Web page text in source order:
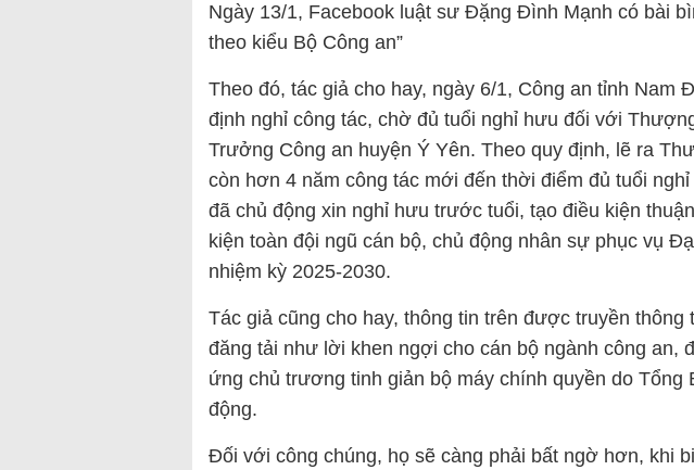
Ngày 13/1, Facebook luật sư Đặng Đình Mạnh có bài
theo kiểu Bộ Công an”
Theo đó, tác giả cho hay, ngày 6/1, Công an tỉnh Nam
định nghỉ công tác, chờ đủ tuổi nghỉ hưu đối với
Trưởng Công an huyện Ý Yên. Theo quy định, lẽ ra
còn hơn 4 năm công tác mới đến thời điểm đủ tuổi
đã chủ động xin nghỉ hưu trước tuổi, tạo điều kiện
kiện toàn đội ngũ cán bộ, chủ động nhân sự phục vụ
nhiệm kỳ 2025-2030.
Tác giả cũng cho hay, thông tin trên được truyền
đăng tải như lời khen ngợi cho cán bộ ngành công an,
ứng chủ trương tinh giản bộ máy chính quyền do Tổng
động.
Đối với công chúng, họ sẽ càng phải bất ngờ hơn, khi